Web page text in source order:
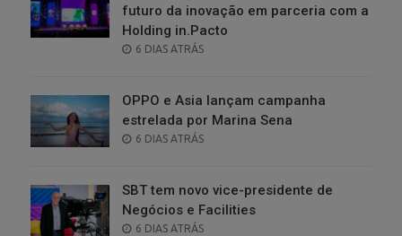
futuro da inovação em parceria com a
Holding in.Pacto
POSTED
6 DIAS ATRÁS
OPPO e Asia lançam campanha
estrelada por Marina Sena
POSTED
6 DIAS ATRÁS
SBT tem novo vice-presidente de
Negócios e Facilities
POSTED
6 DIAS ATRÁS